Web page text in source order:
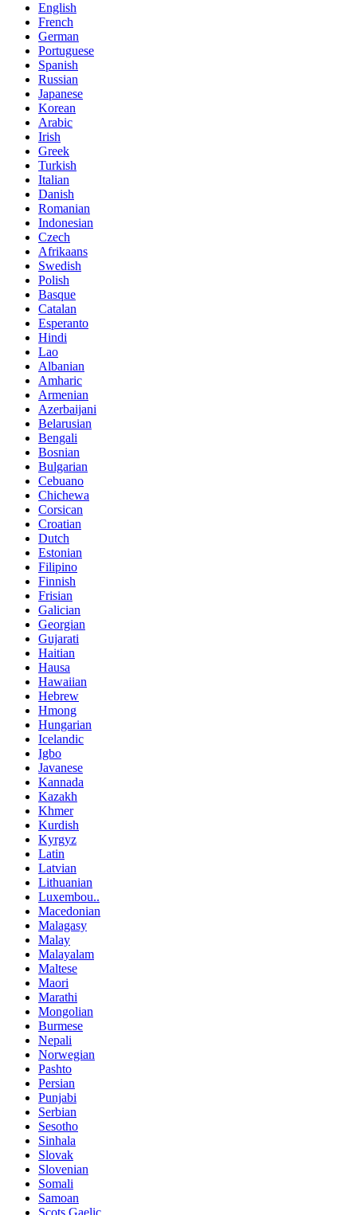
English
French
German
Portuguese
Spanish
Russian
Japanese
Korean
Arabic
Irish
Greek
Turkish
Italian
Danish
Romanian
Indonesian
Czech
Afrikaans
Swedish
Polish
Basque
Catalan
Esperanto
Hindi
Lao
Albanian
Amharic
Armenian
Azerbaijani
Belarusian
Bengali
Bosnian
Bulgarian
Cebuano
Chichewa
Corsican
Croatian
Dutch
Estonian
Filipino
Finnish
Frisian
Galician
Georgian
Gujarati
Haitian
Hausa
Hawaiian
Hebrew
Hmong
Hungarian
Icelandic
Igbo
Javanese
Kannada
Kazakh
Khmer
Kurdish
Kyrgyz
Latin
Latvian
Lithuanian
Luxembou..
Macedonian
Malagasy
Malay
Malayalam
Maltese
Maori
Marathi
Mongolian
Burmese
Nepali
Norwegian
Pashto
Persian
Punjabi
Serbian
Sesotho
Sinhala
Slovak
Slovenian
Somali
Samoan